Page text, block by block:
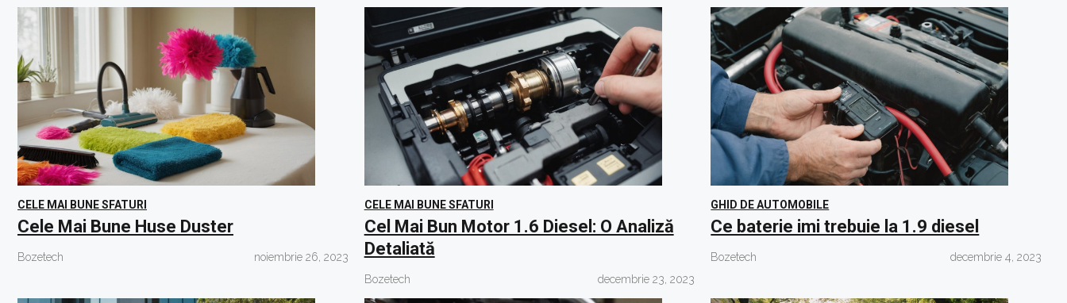
CELE MAI BUNE SFATURI
Cele Mai Bune Huse Duster
Bozetech noiembrie 26, 2023
CELE MAI BUNE SFATURI
Cel Mai Bun Motor 1.6 Diesel: O Analiză
Detaliată
Bozetech decembrie 23, 2023
GHID DE AUTOMOBILE
Ce baterie imi trebuie la 1.9 diesel
Bozetech decembrie 4, 2023